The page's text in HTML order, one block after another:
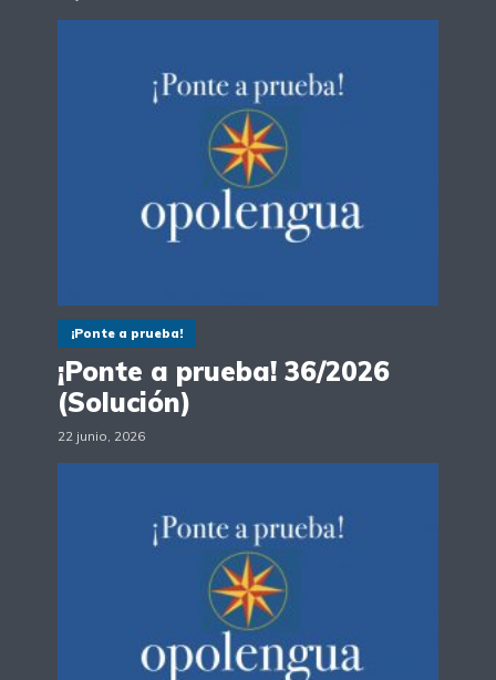
¡Ponte a prueba!
¡Ponte a prueba! 36/2026
(Solución)
22 junio, 2026